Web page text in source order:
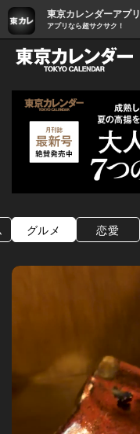
東京カレンダーアプリ
アプリなら超サクサク！
グルメ 恋愛